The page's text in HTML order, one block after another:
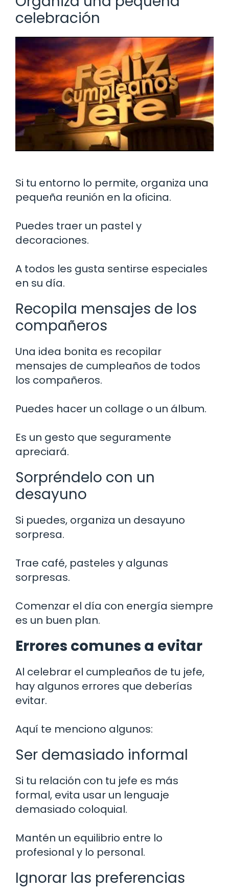
celebración
Si tu entorno lo permite, organiza una
pequeña reunión en la oficina.
Puedes traer un pastel y
decoraciones.
A todos les gusta sentirse especiales
en su día.
Recopila mensajes de los
compañeros
Una idea bonita es recopilar
mensajes de cumpleaños de todos
los compañeros.
Puedes hacer un collage o un álbum.
Es un gesto que seguramente
apreciará.
Sorpréndelo con un
desayuno
Si puedes, organiza un desayuno
sorpresa.
Trae café, pasteles y algunas
sorpresas.
Comenzar el día con energía siempre
es un buen plan.
Errores comunes a evitar
Al celebrar el cumpleaños de tu jefe,
hay algunos errores que deberías
evitar.
Aquí te menciono algunos:
Ser demasiado informal
Si tu relación con tu jefe es más
formal, evita usar un lenguaje
demasiado coloquial.
Mantén un equilibrio entre lo
profesional y lo personal.
Ignorar las preferencias